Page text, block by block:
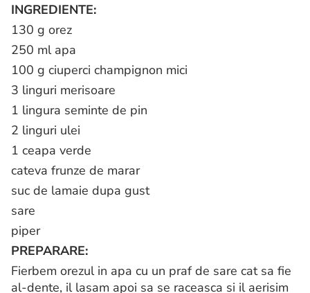
INGREDIENTE:
130 g orez
250 ml apa
100 g ciuperci champignon mici
3 linguri merisoare
1 lingura seminte de pin
2 linguri ulei
1 ceapa verde
cateva frunze de marar
suc de lamaie dupa gust
sare
piper
PREPARARE:
Fierbem orezul in apa cu un praf de sare cat sa fie
al-dente, il lasam apoi sa se raceasca si il aerisim